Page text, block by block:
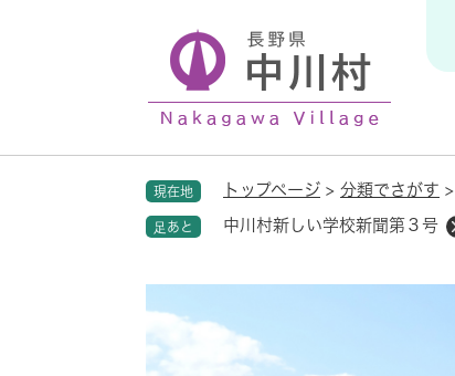
く
現在地 トップページ > 分類でさがす >
足あと 中川村新しい学校新聞第３号